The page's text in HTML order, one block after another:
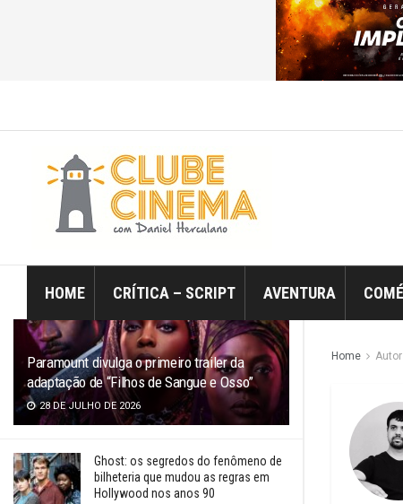
Paramount divulga o primeiro trailer da
adaptação de “Filhos de Sangue e Osso”
28 DE JULHO DE 2026
Ghost: os segredos do fenômeno de
bilheteria que mudou as regras em
Hollywood nos anos 90
HOME CRÍTICA – SCRIPT AVENTURA
Home Autor